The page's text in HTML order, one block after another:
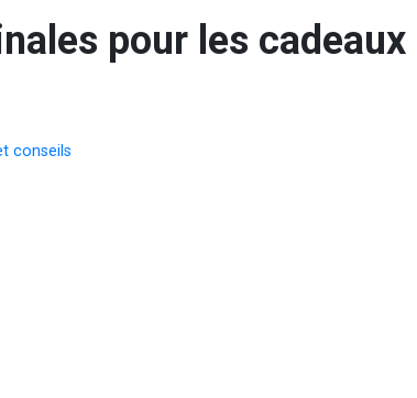
pour les cadeaux
conseils